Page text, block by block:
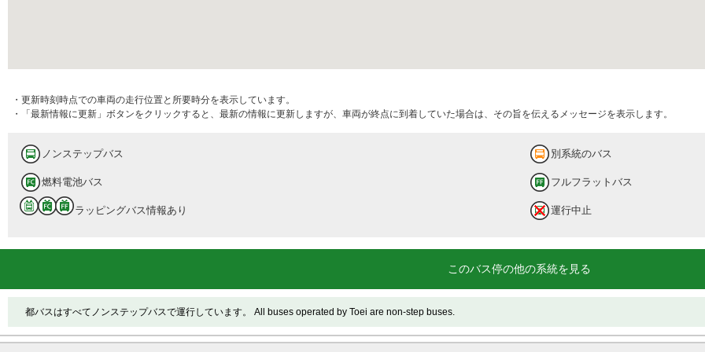
・更新時刻時点での車両の走行位置と所要時分を表示しています。
・「最新情報に更新」ボタンをクリックすると、最新の情報に更新しますが、車両が終点に到着していた場合は、その旨を伝えるメッセージを表示します。
ノンステップバス 別系統のバス
燃料電池バス フルフラットバス
ラッピングバス情報あり 運行中止
このバス停の他の系統を見る
都バスはすべてノンステップバスで運行しています。 All buses operated by Toei are non-step buses.